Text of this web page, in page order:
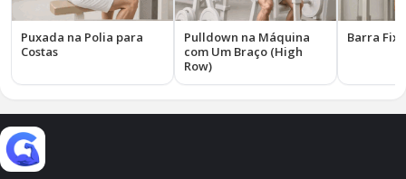
Puxada na Polia para
Costas
Pulldown na Máquina
com Um Braço (High
Row)
Barra Fixa